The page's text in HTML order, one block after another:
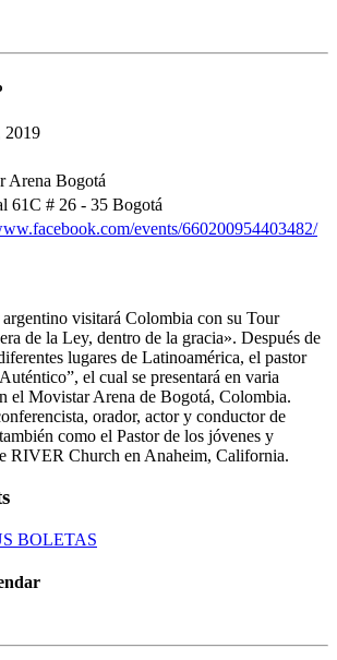
2019
Arena Bogotá
61C # 26 - 35 Bogotá
events/660200954403482/
visitará Colombia con su Tour
de la Ley, dentro de la gracia». Después de
lugares de Latinoamérica, el pastor
el cual se presentará en varia
el Movistar Arena de Bogotá, Colombia.
orador, actor y conductor de
como el Pastor de los jóvenes y
RIVER Church en Anaheim, California.
BOLETAS